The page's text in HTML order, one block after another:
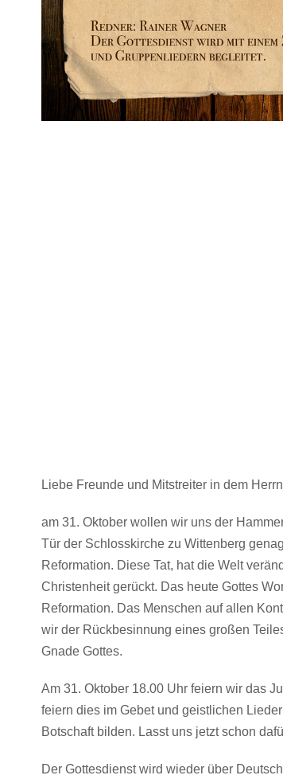
Liebe Freunde und Mitstreiter in dem
am 31. Oktober wollen wir uns der
Tür der Schlosskirche zu Wittenberg
Reformation. Diese Tat, hat die Welt
Christenheit gerückt. Das heute Gottes
Reformation. Das Menschen auf allen
wir der Rückbesinnung eines großen
Gnade Gottes.
Am 31. Oktober 18.00 Uhr feiern wir das
feiern dies im Gebet und geistlichen
Botschaft bilden. Lasst uns jetzt schon
Der Gottesdienst wird wieder über